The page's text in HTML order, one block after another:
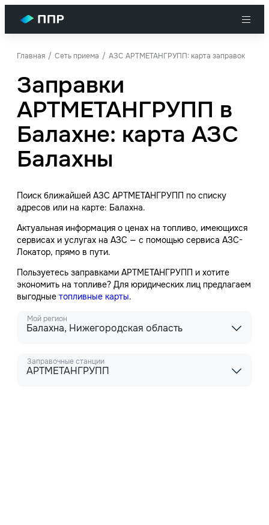
Главная Сеть приема АЗС АРТМЕТАНГРУПП: карта заправок
Заправки
АРТМЕТАНГРУПП в
Балахне: карта АЗС
Балахны
Поиск ближайшей АЗС АРТМЕТАНГРУПП по списку
адресов или на карте: Балахна.
Актуальная информация о ценах на топливо, имеющихся
сервисах и услугах на АЗС — с помощью сервиса АЗС-
Локатор, прямо в пути.
Пользуетесь заправками АРТМЕТАНГРУПП и хотите
экономить на топливе? Для юридических лиц предлагаем
выгодные топливные карты.
Мой регион
Балахна, Нижегородская область
Заправочные станции
АРТМЕТАНГРУПП